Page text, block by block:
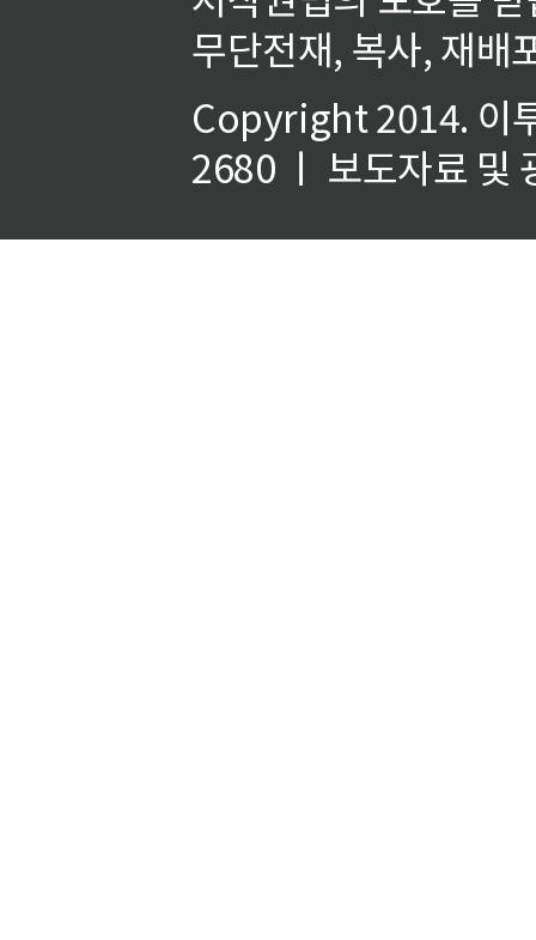
무단전재, 복사, 재배
Copyright 2014. 이
2680 ㅣ 보도자료